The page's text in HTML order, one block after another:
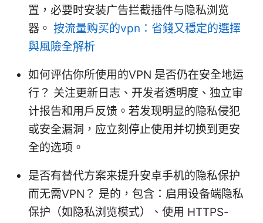
置，必要时安装广告拦截插件与隐私浏览
器。 按流量购买的vpn：省錢又穩定的選擇
與風險全解析
如何评估你所使用的VPN 是否仍在安全地运
行？ 关注更新日志、开发者透明度、独立审
计报告和用户反馈。若发现明显的隐私侵犯
或安全漏洞，应立刻停止使用并切换到更安
全的选项。
是否有替代方案来提升安卓手机的隐私保护
而无需VPN？ 是的，包含：启用设备端隐私
保护（如隐私浏览模式）、使用 HTTPS-